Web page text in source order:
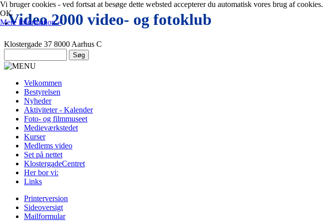
.Video 2000 video- og fotoklub
Klostergade 37 8000 Aarhus C
Velkommen
Bestyrelsen
Nyheder
Aktiviteter - Kalender
Foto- og filmmuseet
Medieværkstedet
Kurser
Medlems video
Set på nettet
KlostergadeCentret
Her bor vi:
Links
Printerversion
Sideoversigt
Mailformular
Vi bruger cookies - ved fortsat at besøge dette websted accepterer du automatisk vores brug af cookies.
OK
Mere Information »